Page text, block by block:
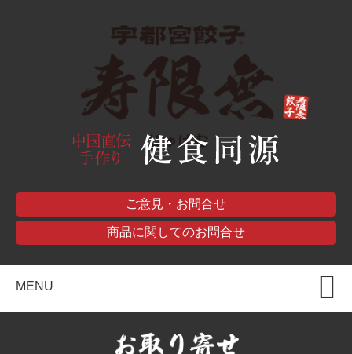
ご意見・お問合せ
商品に関してのお問合せ
MENU